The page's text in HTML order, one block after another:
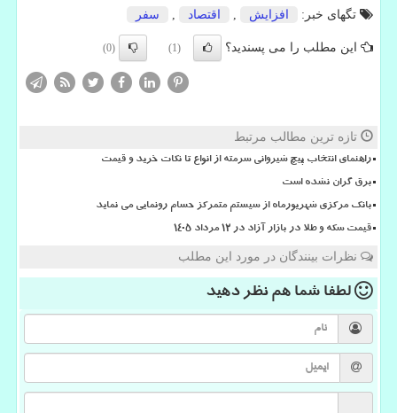
تگهای خبر:
افزایش اقتصاد سفر
این مطلب را می پسندید؟ (1)
(0)
تازه ترین مطالب مرتبط
راهنمای انتخاب پیچ شیروانی سرمته از انواع تا نکات خرید و قیمت
برق گران نشده است
بانک مرکزی شهریورماه از سیستم متمرکز حسام رونمایی می نماید
قیمت سکه و طلا در بازار آزاد در ۱۲ مرداد ۱۴۰۵
نظرات بینندگان در مورد این مطلب
لطفا شما همنظر دهید